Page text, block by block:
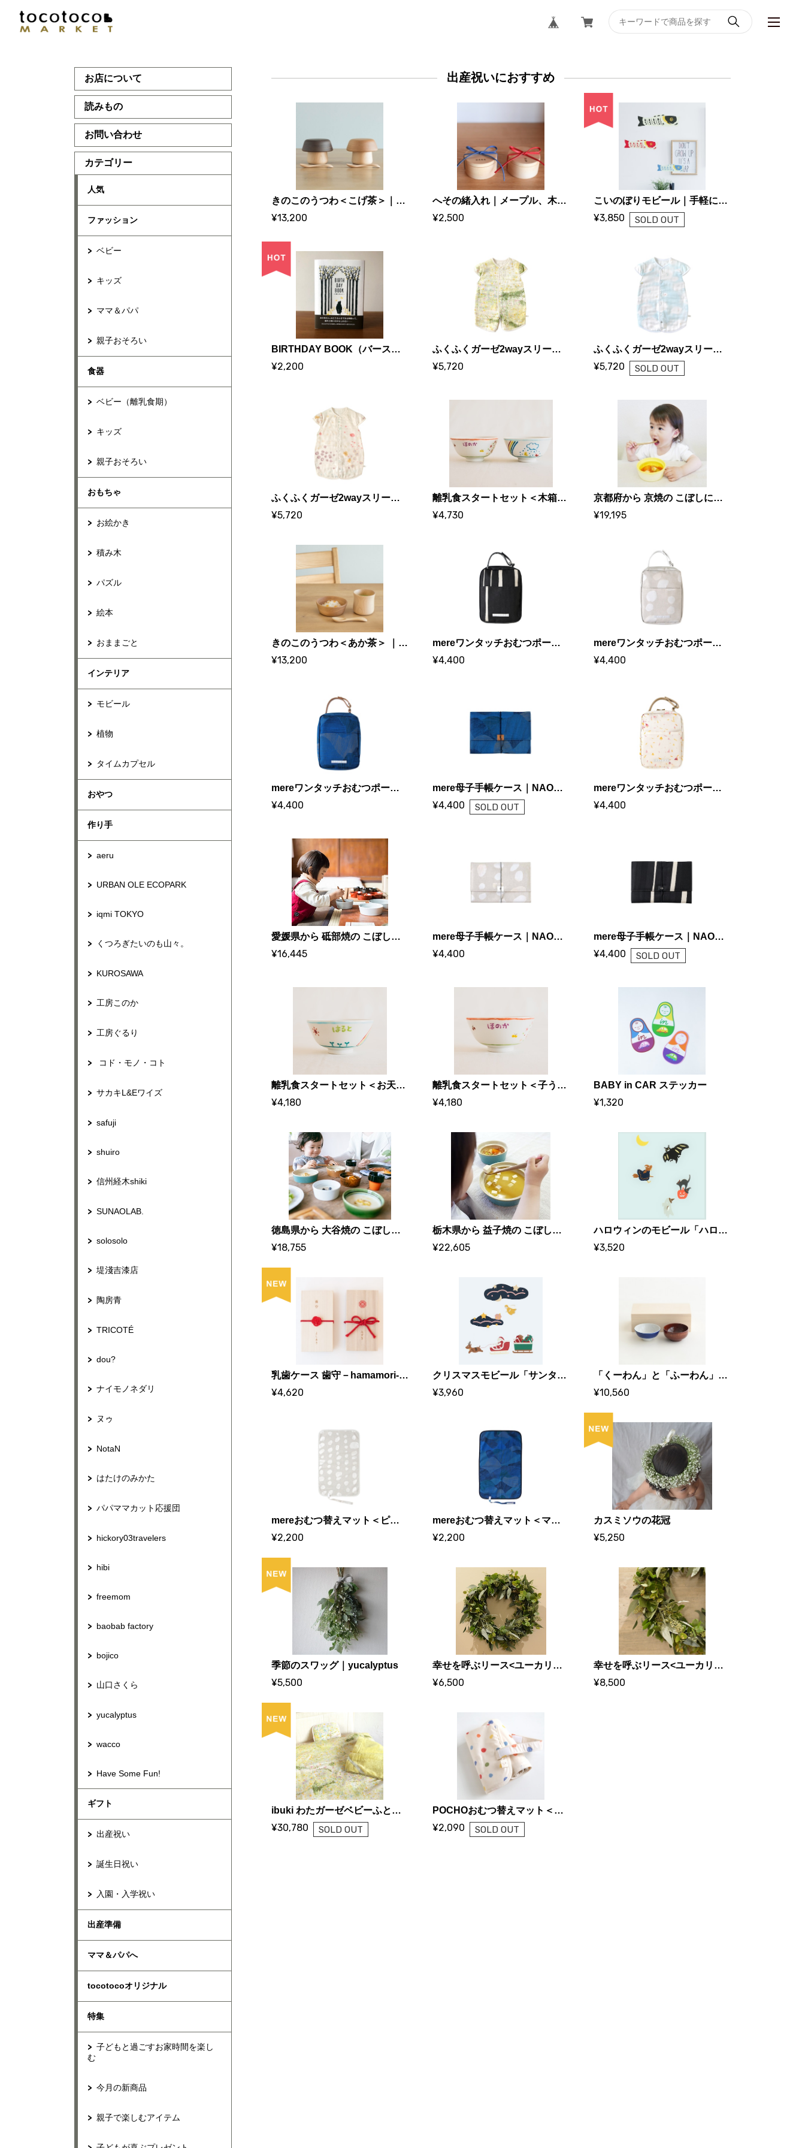
お店について
読みもの
お問い合わせ
カテゴリー
人気
ファッション
ベビー
キッズ
ママ＆パパ
親子おそろい
食器
ベビー（離乳食期）
キッズ
親子おそろい
おもちゃ
お絵かき
積み木
パズル
絵本
おままごと
インテリア
モビール
植物
タイムカプセル
おやつ
作り手
aeru
URBAN OLE ECOPARK
iqmi TOKYO
くつろぎたいのも山々。
KUROSAWA
工房このか
工房ぐるり
コド・モノ・コト
サカキL&Eワイズ
safuji
shuiro
信州経木shiki
SUNAOLAB.
solosolo
堤淺吉漆店
陶房青
TRICOTÉ
dou?
ナイモノネダリ
ヌゥ
NotaN
はたけのみかた
パパママカット応援団
hickory03travelers
hibi
freemom
baobab factory
bojico
山口さくら
yucalyptus
wacco
Have Some Fun!
ギフト
出産祝い
誕生日祝い
入園・入学祝い
出産準備
ママ＆パパへ
tocotocoオリジナル
特集
子どもと過ごすお家時間を楽し
む
今月の新商品
親子で楽しむアイテム
出産祝いにおすすめ
きのこのうつわ＜こげ茶＞｜スナオラボ
¥13,200
へその緒入れ｜メープル、木、手づくり、シンプル、へその緒ケース｜wood bell funiture
¥2,500
こいのぼりモビール｜手軽に飾れるおしゃれな室内こいのぼり｜Manu Mobiles（マニュモビールズ）
¥3,850 SOLD OUT
BIRTHDAY BOOK（バースデーブック） 20歳のあなたへ｜20歳のあなたに贈るメモリーブック｜雷鳥社
¥2,200
ふくふくガーゼ2wayスリーパー｜コットン100％｜NAOMI ITO＜ibuki＞
¥5,720
ふくふくガーゼ2wayスリーパー｜コットン100％｜NAOMI ITO＜UNRYU＞
¥5,720 SOLD OUT
ふくふくガーゼ2wayスリーパー｜コットン100％｜NAOMI ITO＜アメザイク＞
¥5,720
離乳食スタートセット＜木箱入り＞
¥4,730
京都府から 京焼の こぼしにくい器｜0歳からの伝統ブランド和える（aeru）
¥19,195
きのこのうつわ＜あか茶＞ ｜スナオラボ
¥13,200
mereワンタッチおむつポーチ(フラップ付き)＜グレース＞
¥4,400
mereワンタッチおむつポーチ(フラップ付き)＜ピエール＞
¥4,400
mereワンタッチおむつポーチ(フラップ付き)＜マウンテン＞
¥4,400
mere母子手帳ケース｜NAOMI ITO＜マウンテン＞
¥4,400 SOLD OUT
mereワンタッチおむつポーチ(フラップ付き) ＜メルシーアイボリー＞
¥4,400
愛媛県から 砥部焼の こぼしにくい器｜0歳からの伝統ブランド和える（aeru）
¥16,445
mere母子手帳ケース｜NAOMI ITO＜ピエール＞
¥4,400
mere母子手帳ケース｜NAOMI ITO＜グレース＞
¥4,400 SOLD OUT
離乳食スタートセット＜お天気＞
¥4,180
離乳食スタートセット＜子うさぎのお散歩＞
¥4,180
BABY in CAR ステッカー
¥1,320
徳島県から 大谷焼の こぼしにくい器｜0歳からの伝統ブランド和える（aeru）
¥18,755
栃木県から 益子焼の こぼしにくい器｜0歳からの伝統ブランド和える（aeru）
¥22,605
ハロウィンのモビール「ハロウィンの夜」
¥3,520
乳歯ケース 歯守－hamamori-｜KOBAORI｜桐箱、名入れ、水引き、組紐
¥4,620
クリスマスモビール「サンタクロースが往く」
¥3,960
「くーわん」と「ふーわん」の子ども食器セット
¥10,560
mereおむつ替えマット＜ピエール＞
¥2,200
mereおむつ替えマット＜マウンテン＞
¥2,200
カスミソウの花冠
¥5,250
季節のスワッグ｜yucalyptus
¥5,500
幸せを呼ぶリース<ユーカリ・小> ｜yucalyptus
¥6,500
幸せを呼ぶリース<ユーカリ・大> ｜yucalyptus
¥8,500
ibuki わたガーゼベビーふとん5点セット
¥30,780 SOLD OUT
POCHOおむつ替えマット＜トイ＞
¥2,090 SOLD OUT